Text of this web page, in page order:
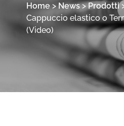
Home>News>Prodotti
Cappuccio elastico o
(Video)